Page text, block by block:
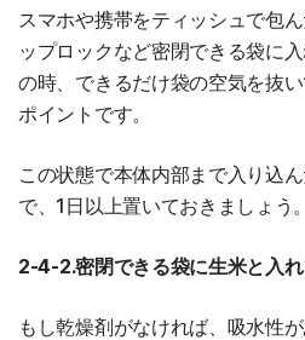
スマホや携帯をティッシュで包
ップロックなど密閉できる袋に
の時、できるだけ袋の空気を抜
ポイントです。
この状態で本体内部まで入り込
で、1日以上置いておきましょう。
2-4-2.密閉できる袋に生米と入
もし乾燥剤がなければ、吸水性